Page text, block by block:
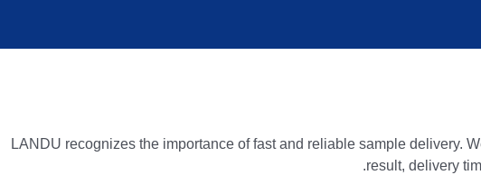
LANDU recognizes the importance of fast and reliable sample delivery.
result, delivery